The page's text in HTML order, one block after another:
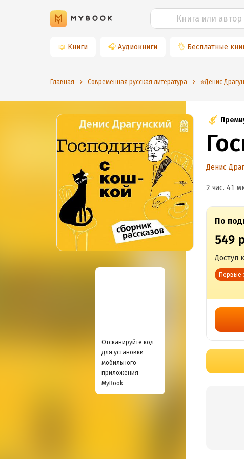
📖 Книги 🎧 Аудиокниги 👌 Бесплатные
Главная Современная русская литература ⭐️Денис
Отсканируйте код
для установки
мобильного
приложения
MyBook
Денис
2 час. 41
По
549
Доступ
Первые